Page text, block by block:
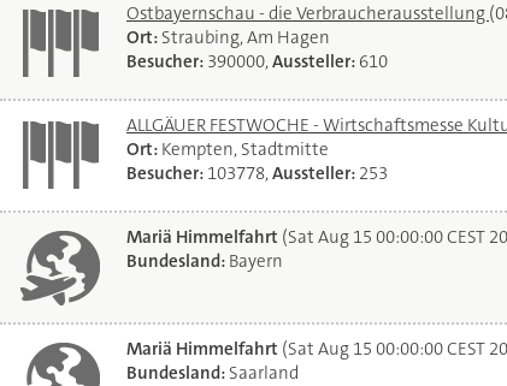
Ostbayernschau - die Verbraucherausstellung
Ort: Straubing, Am Hagen
Besucher: 390000,Aussteller: 610
ALLGÄUER FESTWOCHE - Wirtschaftsmesse
Ort: Kempten, Stadtmitte
Besucher: 103778,Aussteller: 253
Mariä Himmelfahrt (Sat Aug 15 00:00:00 CEST
Bundesland: Bayern
Mariä Himmelfahrt (Sat Aug 15 00:00:00 CEST
Bundesland: Saarland